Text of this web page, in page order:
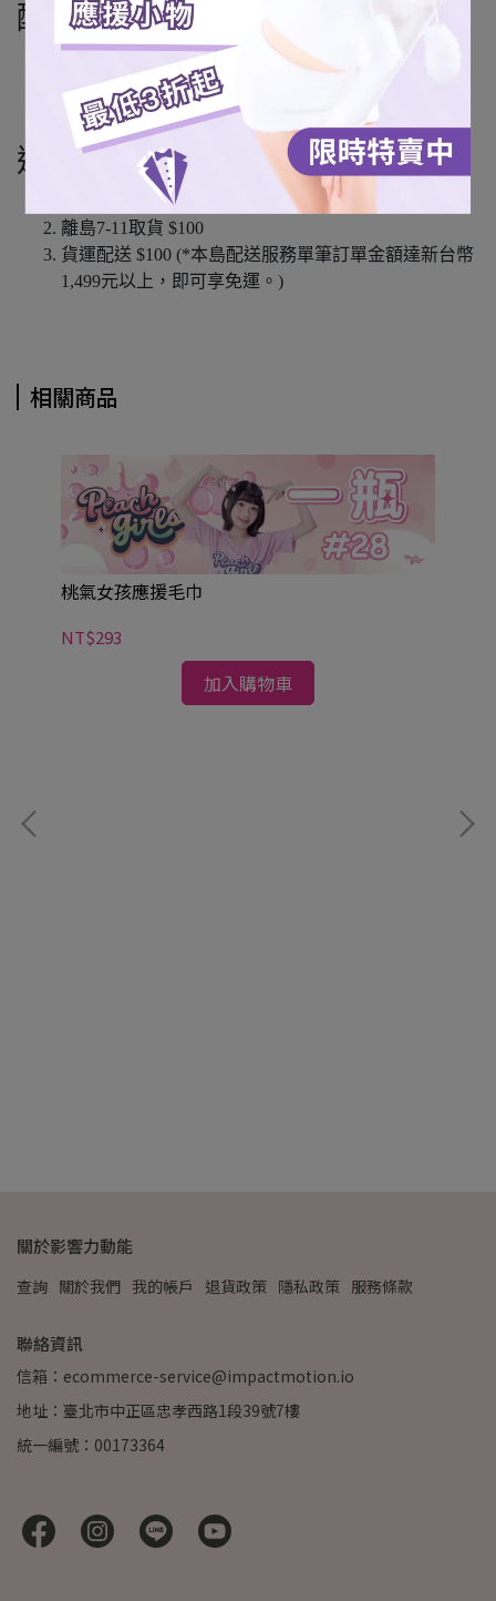
配送方式
全家超商取貨 (僅限本島)
宅配通 (僅限本島)
運費說明
本島超商取貨 $60
離島7-11取貨 $100
貨運配送 $100 (*本島配送服務單筆訂單金額達新台幣
1,499元以上，即可享免運。)
相關商品
桃氣女孩應援毛巾
NT$293
加入購物車
關於影響力動能
查詢 關於我們 我的帳戶 退貨政策 隱私政策 服務條款
聯絡資訊
信箱：ecommerce-service@impactmotion.io
地址：臺北市中正區忠孝西路1段39號7樓
統一編號：00173364